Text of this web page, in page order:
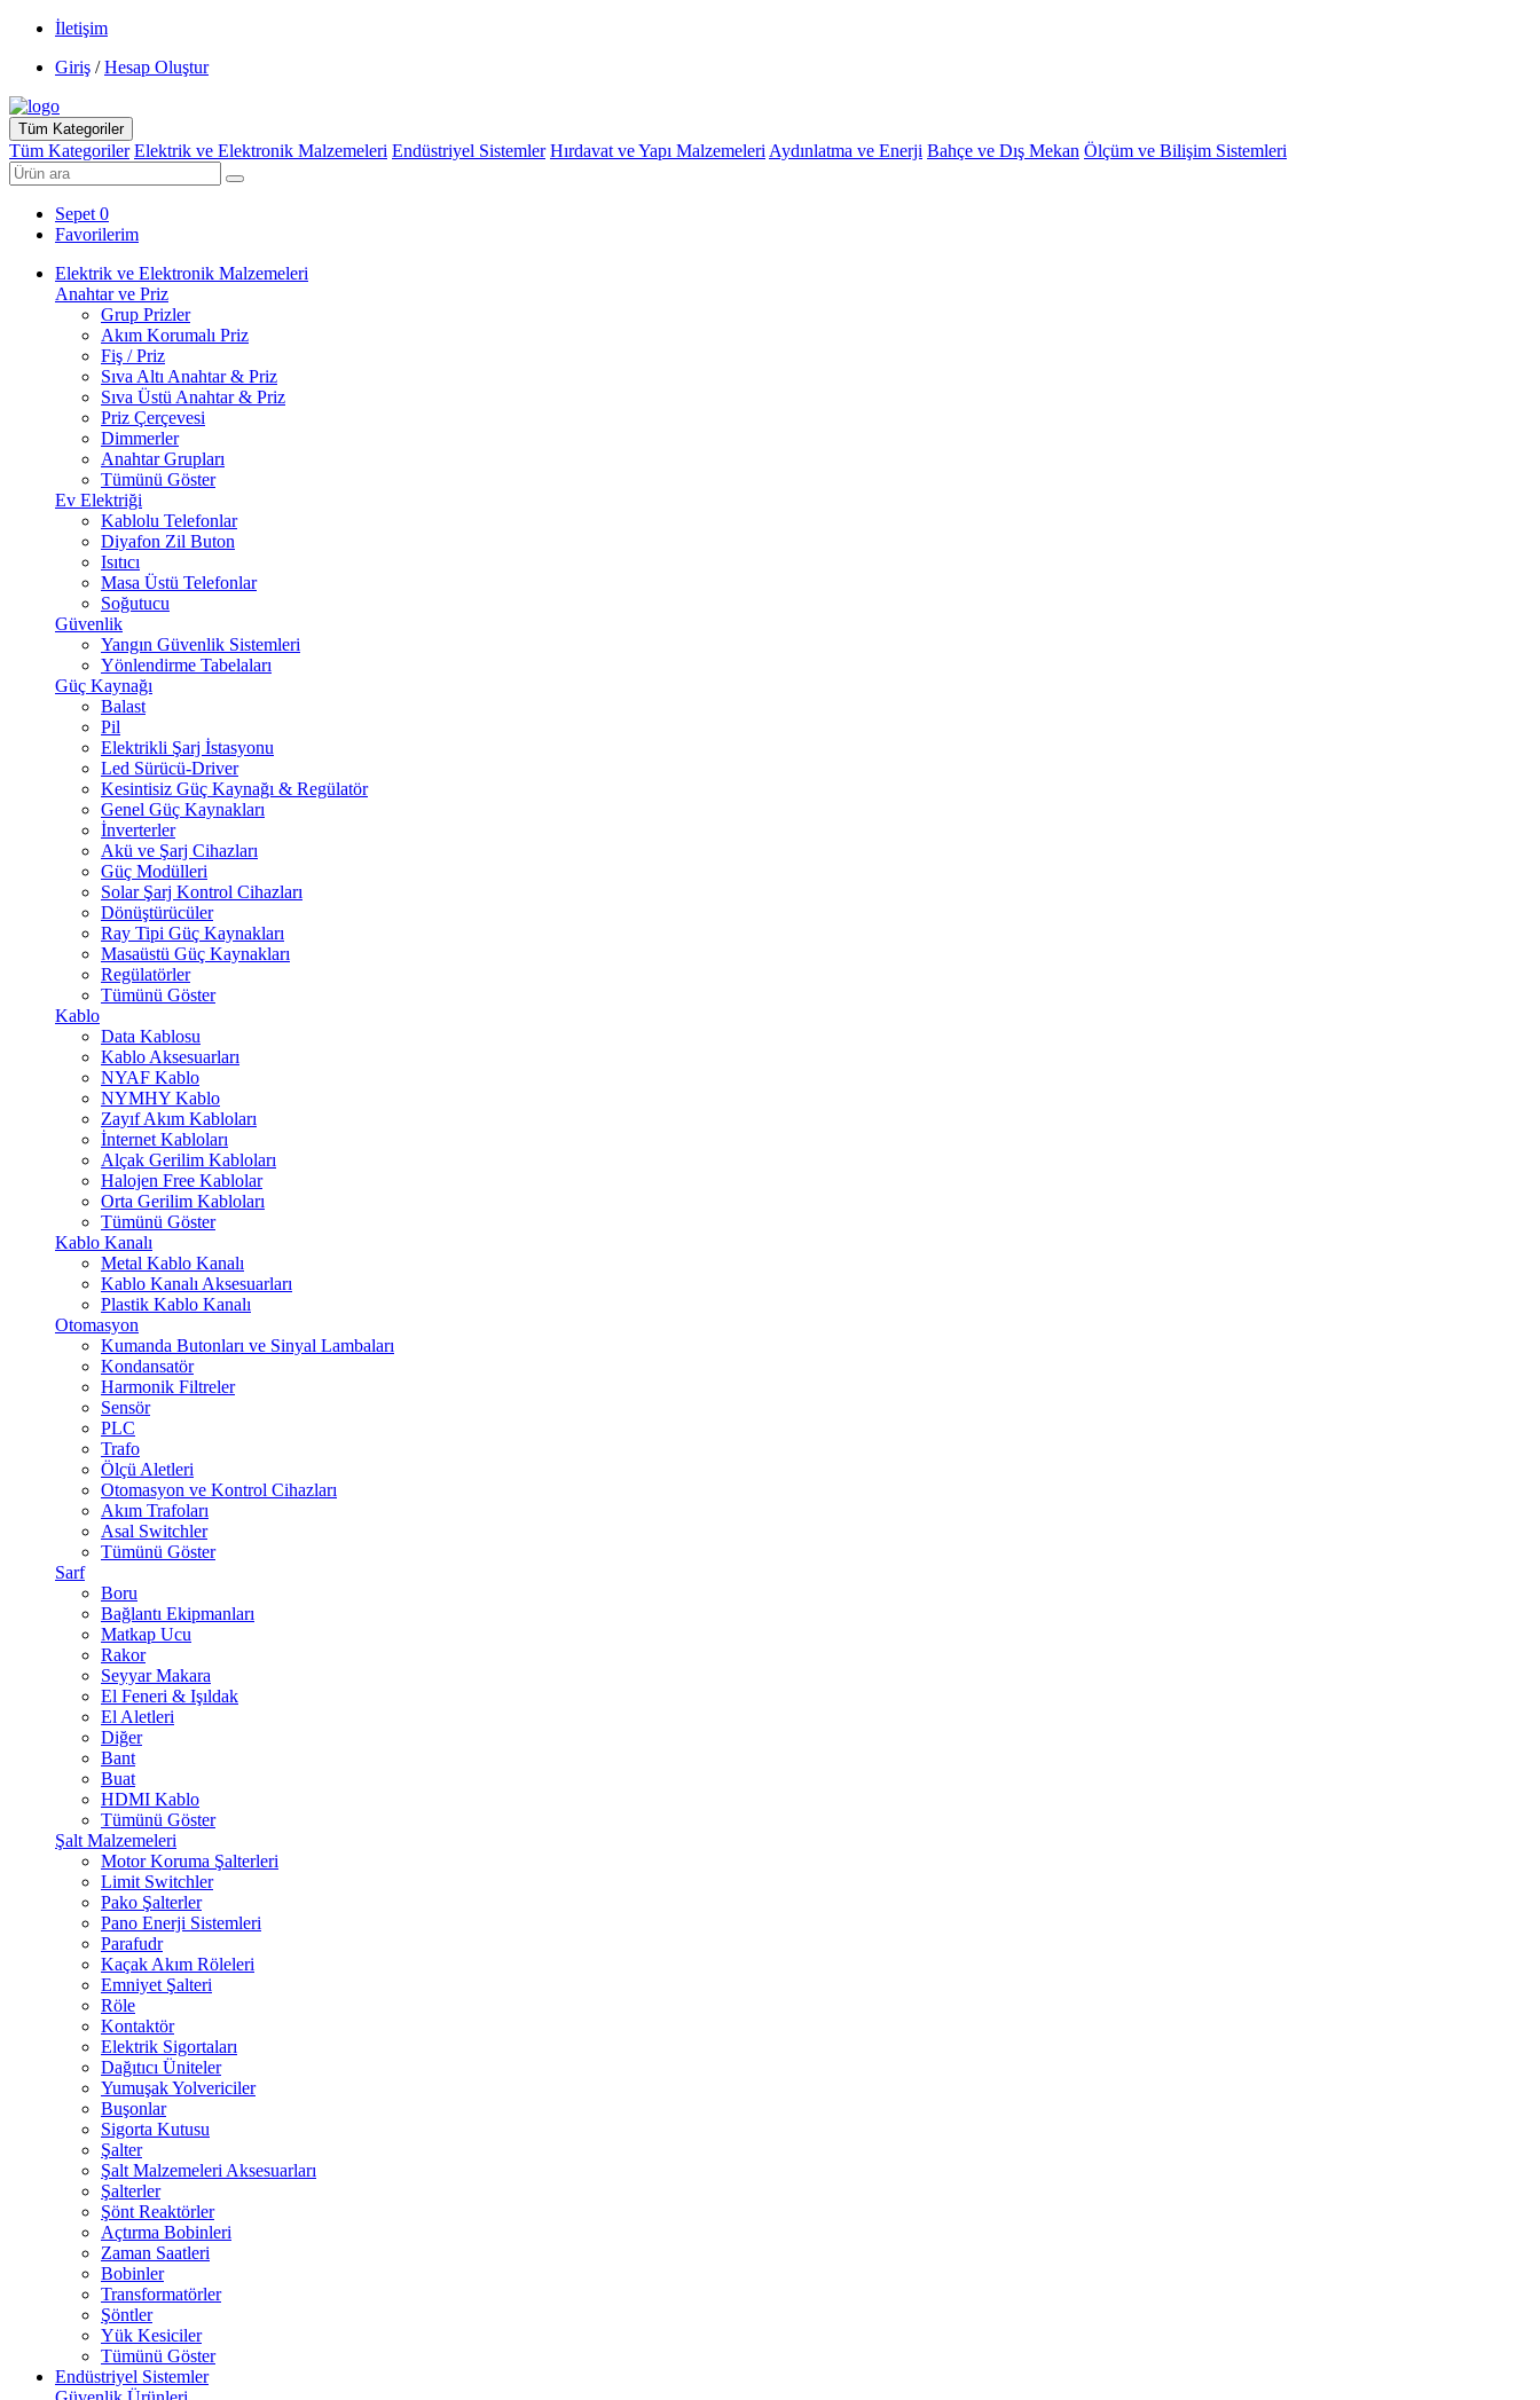
İletişim
Giriş / Hesap Oluştur
Tüm Kategoriler
Tüm Kategoriler Elektrik ve Elektronik Malzemeleri Endüstriyel Sistemler Hırdavat ve Yapı Malzemeleri Aydınlatma ve Enerji Bahçe ve Dış Mekan Ölçüm ve Bilişim Sistemleri
Sepet 0
Favorilerim
Elektrik ve Elektronik Malzemeleri
Anahtar ve Priz
Grup Prizler
Akım Korumalı Priz
Fiş / Priz
Sıva Altı Anahtar & Priz
Sıva Üstü Anahtar & Priz
Priz Çerçevesi
Dimmerler
Anahtar Grupları
Tümünü Göster
Ev Elektriği
Kablolu Telefonlar
Diyafon Zil Buton
Isıtıcı
Masa Üstü Telefonlar
Soğutucu
Güvenlik
Yangın Güvenlik Sistemleri
Yönlendirme Tabelaları
Güç Kaynağı
Balast
Pil
Elektrikli Şarj İstasyonu
Led Sürücü-Driver
Kesintisiz Güç Kaynağı & Regülatör
Genel Güç Kaynakları
İnverterler
Akü ve Şarj Cihazları
Güç Modülleri
Solar Şarj Kontrol Cihazları
Dönüştürücüler
Ray Tipi Güç Kaynakları
Masaüstü Güç Kaynakları
Regülatörler
Tümünü Göster
Kablo
Data Kablosu
Kablo Aksesuarları
NYAF Kablo
NYMHY Kablo
Zayıf Akım Kabloları
İnternet Kabloları
Alçak Gerilim Kabloları
Halojen Free Kablolar
Orta Gerilim Kabloları
Tümünü Göster
Kablo Kanalı
Metal Kablo Kanalı
Kablo Kanalı Aksesuarları
Plastik Kablo Kanalı
Otomasyon
Kumanda Butonları ve Sinyal Lambaları
Kondansatör
Harmonik Filtreler
Sensör
PLC
Trafo
Ölçü Aletleri
Otomasyon ve Kontrol Cihazları
Akım Trafoları
Asal Switchler
Tümünü Göster
Sarf
Boru
Bağlantı Ekipmanları
Matkap Ucu
Rakor
Seyyar Makara
El Feneri & Işıldak
El Aletleri
Diğer
Bant
Buat
HDMI Kablo
Tümünü Göster
Şalt Malzemeleri
Motor Koruma Şalterleri
Limit Switchler
Pako Şalterler
Pano Enerji Sistemleri
Parafudr
Kaçak Akım Röleleri
Emniyet Şalteri
Röle
Kontaktör
Elektrik Sigortaları
Dağıtıcı Üniteler
Yumuşak Yolvericiler
Buşonlar
Sigorta Kutusu
Şalter
Şalt Malzemeleri Aksesuarları
Şalterler
Şönt Reaktörler
Açtırma Bobinleri
Zaman Saatleri
Bobinler
Transformatörler
Şöntler
Yük Kesiciler
Tümünü Göster
Endüstriyel Sistemler